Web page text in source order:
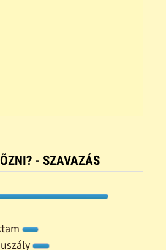
- SZAVAZÁS